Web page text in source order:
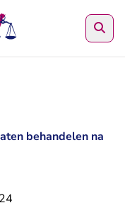
behandelen na